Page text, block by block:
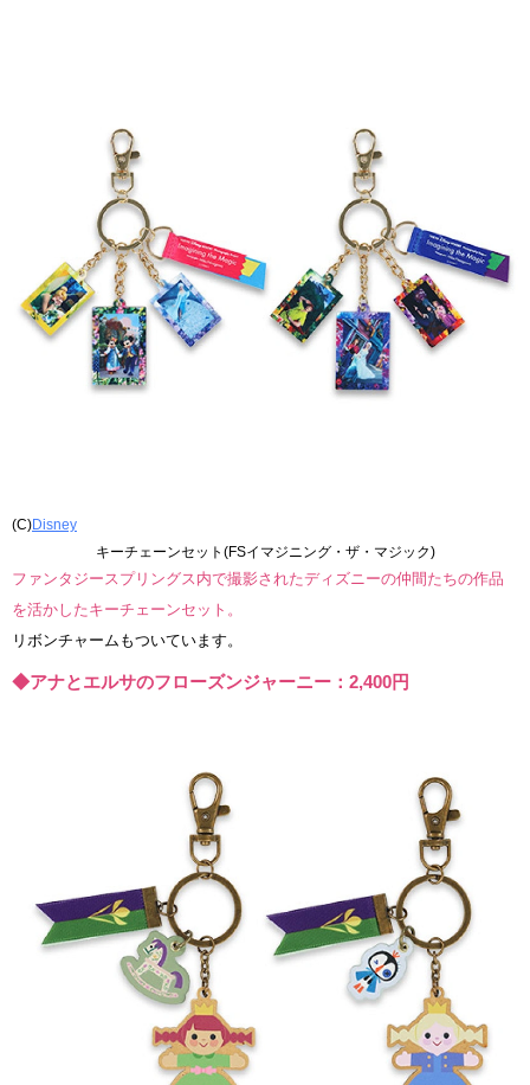
(C)Disney
キーチェーンセット(FSイマジニング・ザ・マジック)
ファンタジースプリングス内で撮影されたディズニーの仲間たちの作品
を活かしたキーチェーンセット。
リボンチャームもついています。
◆アナとエルサのフローズンジャーニー：2,400円